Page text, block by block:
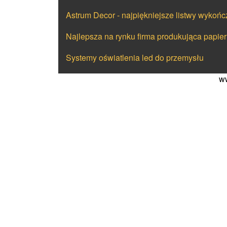
Astrum Decor - najpiękniejsze listwy
Najlepsza na rynku firma produkująca papier
Systemy oświatlenia led do przemysłu